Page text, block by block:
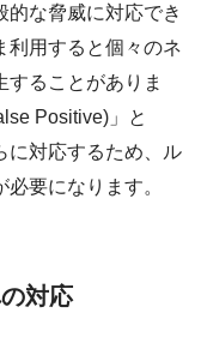
的な脅威に対応でき
利用すると個々のネ
することがありま
Positive)」と
に対応するため、ル
要になります。
対応